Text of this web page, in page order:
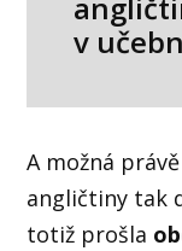
v
A možná
angličtiny tak
totiž prošla